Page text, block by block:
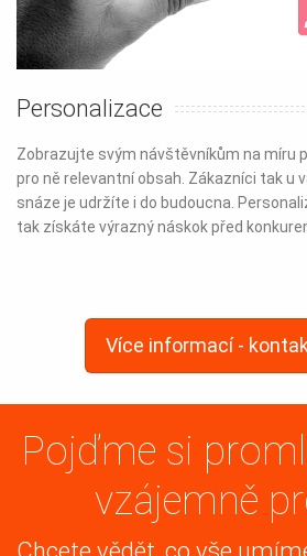
Personalizace
Zobrazujte svým návštěvníkům na míru
pro ně relevantní obsah. Zákazníci tak u
snáze je udržíte i do budoucna.
tak získáte výrazný náskok před
Více informací -
Pojďme si
vzájemně